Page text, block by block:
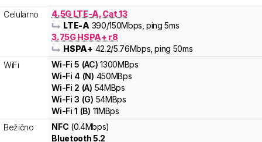
Celularno
4.5G LTE-A, Cat 13
LTE-A 390/150Mbps , ping 5ms
3.75G HSPA+ r8
HSPA+ 42.2/5.76Mbps , ping 50ms
WiFi
Wi-Fi5 (AC) 1300MBps
Wi-Fi 4 (N) 450MBps
Wi-Fi 2 (A) 54MBps
Wi-Fi3 (G) 54MBps
Wi-Fi1 (B) 11MBps
Bežično
NFC (0.4Mbps)
Bluetooth 5.2